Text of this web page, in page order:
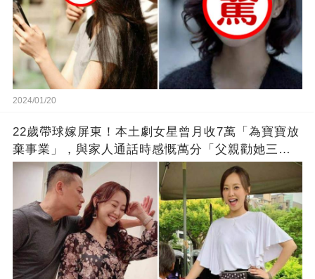
2024/01/20
22歲帶球嫁屏東！本土劇女星曾月收7萬「為寶寶放
棄事業」，與家人通話時感慨萬分「父親勸她三
思」：只有過一次眼淚